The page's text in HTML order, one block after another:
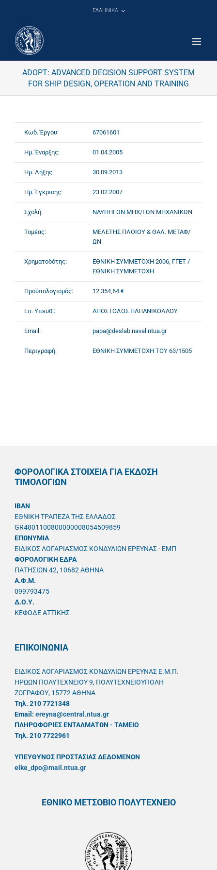
ΕΛΛΗΝΙΚΑ
ADOPT: ADVANCED DECISION SUPPORT SYSTEM
FOR SHIP DESIGN, OPERATION AND TRAINING
Κωδ. Έργου: 67061601
Ημ. Έναρξης: 01.04.2005
Ημ. Λήξης: 30.09.2013
Ημ. Έγκρισης: 23.02.2007
Σχολή: ΝΑΥΠΗΓΩΝ ΜΗΧ/ΓΩΝ ΜΗΧΑΝΙΚΩΝ
Τομέας:
ΜΕΛΕΤΗΣ ΠΛΟΙΟΥ & ΘΑΛ. ΜΕΤΑΦ/
ΩΝ
Χρηματοδότης:
ΕΘΝΙΚΗ ΣΥΜΜΕΤΟΧΗ 2006, ΓΓΕΤ /
ΕΘΝΙΚΗ ΣΥΜΜΕΤΟΧΗ
Προϋπολογισμός: 12.354,64 €
Επ. Υπευθ.: ΑΠΟΣΤΟΛΟΣ ΠΑΠΑΝΙΚΟΛΑΟΥ
Email: papa@deslab.naval.ntua.gr
Περιγραφή: ΕΘΝΙΚΗ ΣΥΜΜΕΤΟΧΗ ΤΟΥ 63/1505
ΦΟΡΟΛΟΓΙΚΑ ΣΤΟΙΧΕΙΑ ΓΙΑ ΕΚΔΟΣΗ
ΤΙΜΟΛΟΓΙΩΝ
IBAN
ΕΘΝΙΚΗ ΤΡΑΠΕΖΑ ΤΗΣ ΕΛΛΑΔΟΣ
GR4801100800000008054509859
ΕΠΩΝΥΜΙΑ
ΕΙΔΙΚΟΣ ΛΟΓΑΡΙΑΣΜΟΣ ΚΟΝΔΥΛΙΩΝ ΕΡΕΥΝΑΣ - ΕΜΠ
ΦΟΡΟΛΟΓΙΚΗ ΕΔΡΑ
ΠΑΤΗΣΙΩΝ 42, 10682 ΑΘΗΝΑ
A.Φ.Μ.
099793475
Δ.Ο.Υ.
ΚΕΦΟΔΕ ΑΤΤΙΚΗΣ
ΕΠΙΚΟΙΝΩΝΙΑ
ΕΙΔΙΚΟΣ ΛΟΓΑΡΙΑΣΜΟΣ ΚΟΝΔΥΛΙΩΝ ΕΡΕΥΝΑΣ Ε.Μ.Π.
ΗΡΩΩΝ ΠΟΛΥΤΕΧΝΕΙΟΥ 9, ΠΟΛΥΤΕΧΝΕΙΟΥΠΟΛΗ
ΖΩΓΡΑΦΟΥ, 15772 ΑΘΗΝΑ
Τηλ. 210 7721348
Email: ereyna@central.ntua.gr
ΠΛΗΡΟΦΟΡΙΕΣ ΕΝΤΑΛΜΑΤΩΝ - ΤΑΜΕΙΟ
Τηλ. 210 7722961
ΥΠΕΥΘYΝΟΣ ΠΡΟΣΤΑΣΙΑΣ ΔΕΔΟΜΕΝΩΝ
elke_dpo@mail.ntua.gr
ΕΘΝΙΚΟ ΜΕΤΣΟΒΙΟ ΠΟΛΥΤΕΧΝΕΙΟ